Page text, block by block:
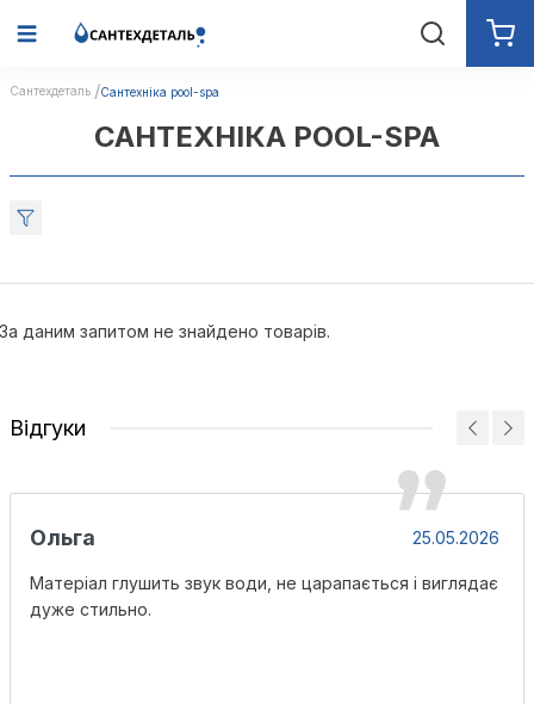
Сантехдеталь Сантехніка pool-spa
САНТЕХНІКА POOL-SPA
За даним запитом не знайдено товарів.
Відгуки
Ольга 25.05.2026
Матеріал глушить звук води, не царапається і виглядає
дуже стильно.